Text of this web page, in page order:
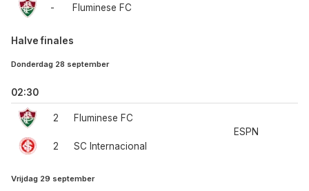
- Fluminese FC
Halve finales
Donderdag 28 september
02:30
2
2
Fluminese FC
SC Internacional
ESPN
Vrijdag 29 september